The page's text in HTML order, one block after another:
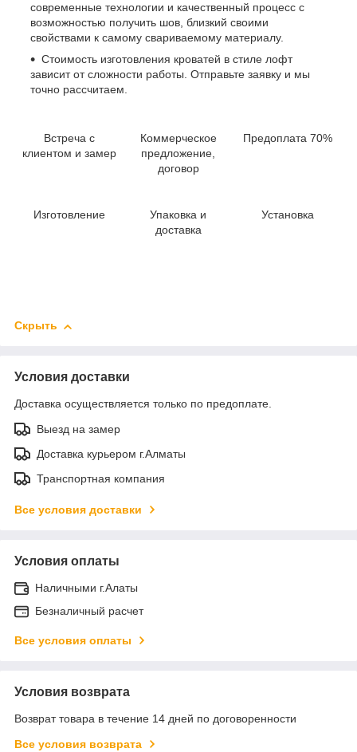
современные технологии и качественный процесс с
возможностью получить шов, близкий своими
свойствами к самому свариваемому материалу.
Стоимость изготовления кроватей в стиле лофт
зависит от сложности работы. Отправьте заявку и мы
точно рассчитаем.
Встреча с
клиентом и замер
Коммерческое
предложение,
договор
Предоплата 70%
Изготовление
Упаковка и
доставка
Установка
Скрыть
Условия доставки
Доставка осуществляется только по предоплате.
Выезд на замер
Доставка курьером г.Алматы
Транспортная компания
Все условия доставки
Условия оплаты
Наличными г.Алаты
Безналичный расчет
Все условия оплаты
Условия возврата
Возврат товара в течение 14 дней по договоренности
Все условия возврата